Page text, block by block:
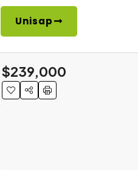
Unisap
$239,000